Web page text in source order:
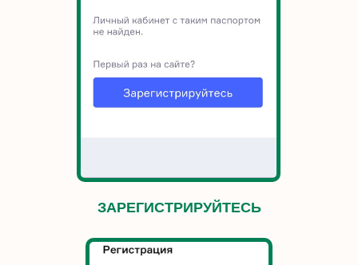
ЗАРЕГИСТРИРУЙТЕСЬ